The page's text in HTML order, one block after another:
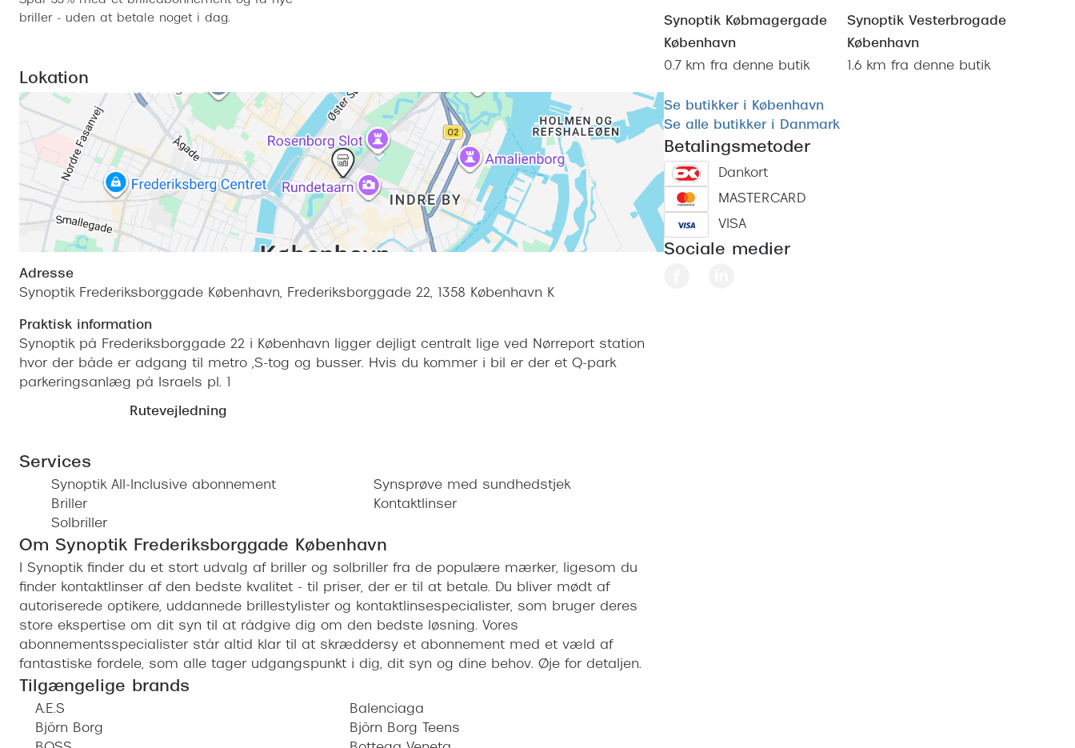
briller - uden at betale noget i dag.
Lokation
Adresse
Synoptik Frederiksborggade København, Frederiksborggade 22, 1358 København K
Praktisk information
Synoptik på Frederiksborggade 22 i København ligger dejligt centralt lige ved Nørreport station
hvor der både er adgang til metro ,S-tog og busser. Hvis du kommer i bil er der et Q-park
parkeringsanlæg på Israels pl. 1
Rutevejledning
Services
Synoptik All-Inclusive abonnement
Synsprøve med sundhedstjek
Briller
Kontaktlinser
Solbriller
Om Synoptik Frederiksborggade København
I Synoptik finder du et stort udvalg af briller og solbriller fra de populære mærker, ligesom du
finder kontaktlinser af den bedste kvalitet - til priser, der er til at betale. Du bliver mødt af
autoriserede optikere, uddannede brillestylister og kontaktlinsespecialister, som bruger deres
store ekspertise om dit syn til at rådgive dig om den bedste løsning. Vores
abonnementsspecialister står altid klar til at skræddersy et abonnement med et væld af
fantastiske fordele, som alle tager udgangspunkt i dig, dit syn og dine behov. Øje for detaljen.
Tilgængelige brands
A.E.S
Balenciaga
Björn Borg
Björn Borg Teens
Synoptik Købmagergade
København
0.7 km fra denne butik
Synoptik Vesterbrogade
København
1.6 km fra denne butik
Se butikker i København
Se alle butikker i Danmark
Betalingsmetoder
Dankort
MASTERCARD
VISA
Sociale medier